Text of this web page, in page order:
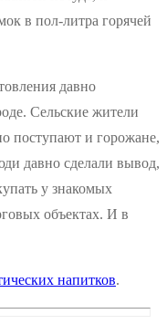
в пол-литра горячей
давно
Сельские жители
поступают и горожане,
давно сделали вывод,
у знакомых
объектах. И в
напитков.